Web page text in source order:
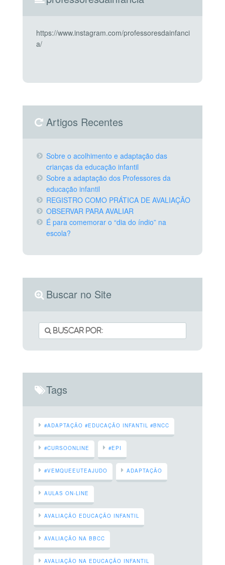
https://www.instagram.com/professoresdainfanci
a/
Artigos Recentes
Sobre o acolhimento e adaptação das
crianças da educação infantil
Sobre a adaptação dos Professores da
educação infantil
REGISTRO COMO PRÁTICA DE AVALIAÇÃO
OBSERVAR PARA AVALIAR
É para comemorar o “dia do índio” na
escola?
Buscar no Site
Tags
#ADAPTAÇÃO #EDUCAÇÃO INFANTIL #BNCC
#CURSOONLINE #EPI
#VEMQUEEUTEAJUDO ADAPTAÇÃO
AULAS ON-LINE
AVALIAÇÃO EDUCAÇÃO INFANTIL
AVALIAÇÃO NA BBCC
AVALIAÇÃO NA EDUCAÇÃO INFANTIL